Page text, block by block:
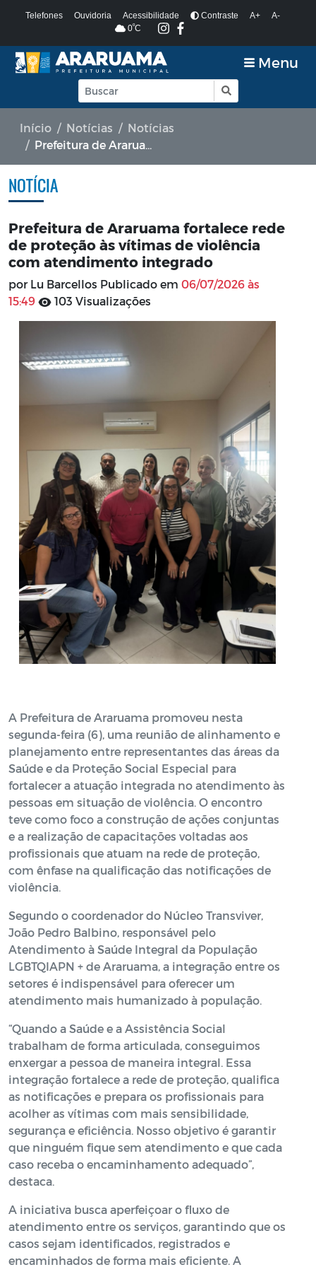
Telefones Ouvidoria Acessibilidade Contraste A+
A-
0ºC
Menu
Início Notícias
Notícias
Prefeitura de Araruama fortalece rede de proteção às vítimas de violência com atendimento integrado
NOTÍCIA
Prefeitura de Araruama fortalece rede
de proteção às vítimas de violência
com atendimento integrado
por Lu Barcellos Publicado em 06/07/2026 às
15:49
103 Visualizações
A Prefeitura de Araruama promoveu nesta
segunda-feira (6), uma reunião de alinhamento e
planejamento entre representantes das áreas da
Saúde e da Proteção Social Especial para
fortalecer a atuação integrada no atendimento às
pessoas em situação de violência. O encontro
teve como foco a construção de ações conjuntas
e a realização de capacitações voltadas aos
profissionais que atuam na rede de proteção,
com ênfase na qualificação das notificações de
violência.
Segundo o coordenador do Núcleo Transviver,
João Pedro Balbino, responsável pelo
Atendimento à Saúde Integral da População
LGBTQIAPN + de Araruama, a integração entre os
setores é indispensável para oferecer um
atendimento mais humanizado à população.
“Quando a Saúde e a Assistência Social
trabalham de forma articulada, conseguimos
enxergar a pessoa de maneira integral. Essa
integração fortalece a rede de proteção, qualifica
as notificações e prepara os profissionais para
acolher as vítimas com mais sensibilidade,
segurança e eficiência. Nosso objetivo é garantir
que ninguém fique sem atendimento e que cada
caso receba o encaminhamento adequado”,
destaca.
A iniciativa busca aperfeiçoar o fluxo de
atendimento entre os serviços, garantindo que os
casos sejam identificados, registrados e
encaminhados de forma mais eficiente. A